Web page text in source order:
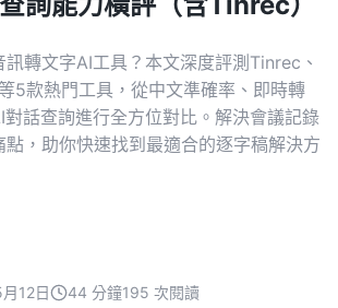
轉文字AI工具？本文深度評測Tinrec、
5款熱門工具，從中文準確率、即時轉
話查詢進行全方位對比。解決會議記錄
點，助你快速找到最適合的逐字稿解決方
12日 44 分鐘195 次閱讀